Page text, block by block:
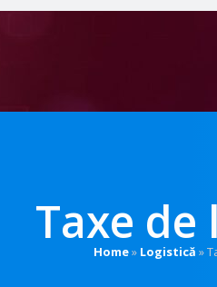
Taxe
Home» Logistică »